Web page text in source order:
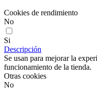
Cookies de rendimiento
No
Si
Descripción
Se usan para mejorar la
funcionamiento de la tienda.
Otras cookies
No